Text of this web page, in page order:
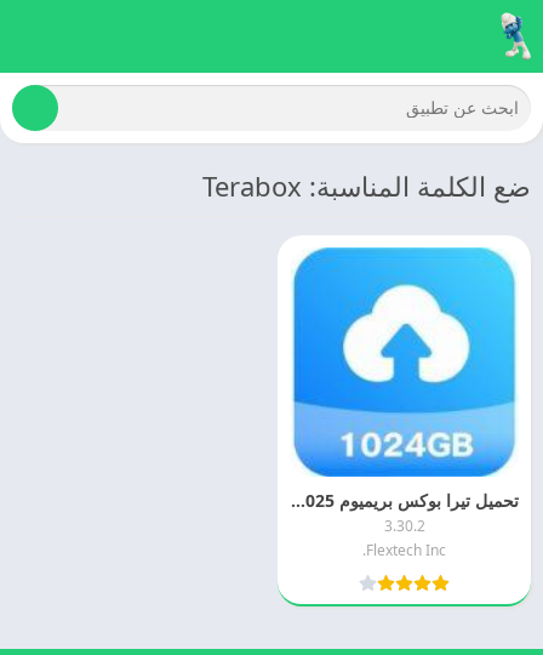
ضع الكلمة المناسبة: Terabox
تحميل تيرا بوكس بريميوم 2025 Terabox Premium مهكر اخر اصدار
3.30.2
Flextech Inc.